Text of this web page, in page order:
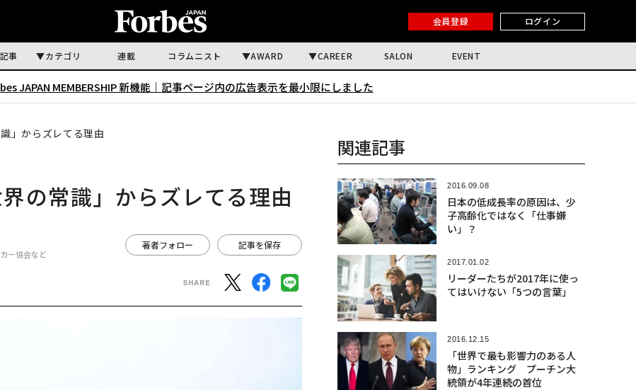
会員登録 ログイン
事 カテゴリ 連載 コラムニスト AWARD CAREER SALON EVENT
JAPAN MEMBERSHIP 新機能｜ 記事ページ内の広告表示を最小限にしました
」からズレてる理由
の常識」からズレてる理由
ー協会など
著者フォロー 記事を保存
関連記事
2016.09.08
日本の低成長率の原因は、少
子高齢化ではなく「仕事嫌
い」？
2017.01.02
リーダーたちが2017年に使っ
てはいけない「5つの言葉」
2016.12.15
「世界で最も影響力のある人
物」ランキング プーチン大
統領が4年連続の首位